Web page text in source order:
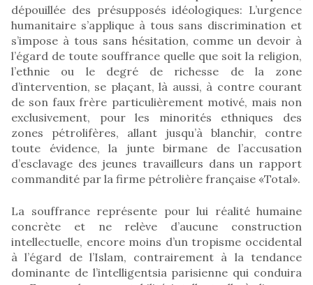
dépouillée des présupposés idéologiques: L’urgence
humanitaire s’applique à tous sans discrimination et
s’impose à tous sans hésitation, comme un devoir à
l’égard de toute souffrance quelle que soit la religion,
l’ethnie ou le degré de richesse de la zone
d’intervention, se plaçant, là aussi, à contre courant
de son faux frère particulièrement motivé, mais non
exclusivement, pour les minorités ethniques des
zones pétrolifères, allant jusqu’à blanchir, contre
toute évidence, la junte birmane de l’accusation
d’esclavage des jeunes travailleurs dans un rapport
commandité par la firme pétrolière française «Total».
La souffrance représente pour lui réalité humaine
concrète et ne relève d’aucune construction
intellectuelle, encore moins d’un tropisme occidental
à l’égard de l’Islam, contrairement à la tendance
dominante de l’intelligentsia parisienne qui conduira